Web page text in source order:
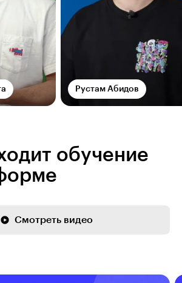
Рустам Абидов
обучение
Смотреть видео